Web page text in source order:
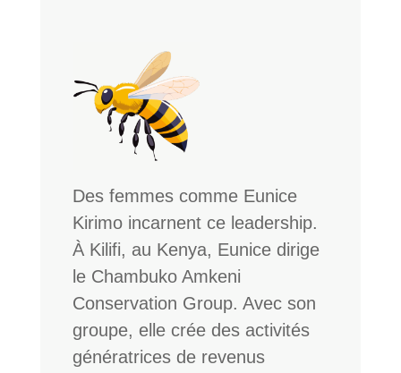
Des femmes comme Eunice
Kirimo incarnent ce leadership.
À Kilifi, au Kenya, Eunice dirige
le Chambuko Amkeni
Conservation Group. Avec son
groupe, elle crée des activités
génératrices de revenus